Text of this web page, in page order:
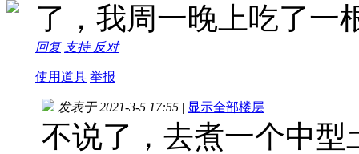
了，我周一晚上吃了
回复 支持 反对
使用道具 举报
发表于 2021-3-5 17:55 | 显示全部楼层
不说了，去煮一个中